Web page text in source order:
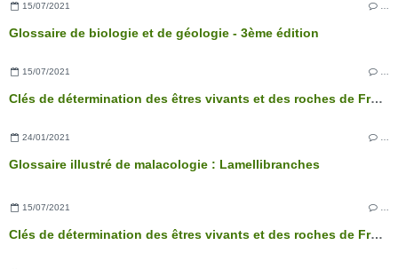
15/07/2021 …
Glossaire de biologie et de géologie - 3ème édition
15/07/2021
Clés de détermination des êtres vivants et des roches de France - 3ème édition
24/01/2021
Glossaire illustré de malacologie : Lamellibranches
15/07/2021 …
Clés de détermination des êtres vivants et des roches de France - 3ème édition